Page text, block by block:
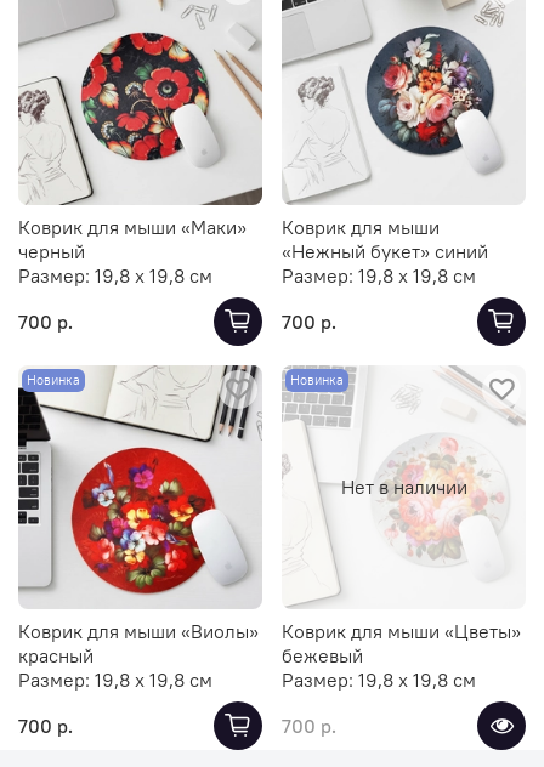
Коврик для мыши «Маки»
черный
Размер: 19,8 х 19,8 см
700 р.
Коврик для мыши
«Нежный букет» синий
Размер: 19,8 х 19,8 см
700 р.
Новинка
Коврик для мыши «Виолы»
красный
Размер: 19,8 х 19,8 см
700 р.
Нет в наличии
Новинка
Коврик для мыши «Цветы»
бежевый
Размер: 19,8 х 19,8 см
700 р.